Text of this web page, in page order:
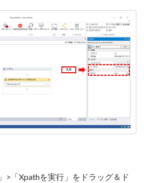
>「Xpathを実行」をドラッグ＆ド